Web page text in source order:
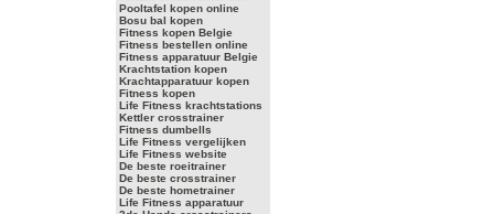
Pooltafel kopen online
Bosu bal kopen
Fitness kopen Belgie
Fitness bestellen online
Fitness apparatuur Belgie
Krachtstation kopen
Krachtapparatuur kopen
Fitness kopen
Life Fitness krachtstations
Kettler crosstrainer
Fitness dumbells
Life Fitness vergelijken
Life Fitness website
De beste roeitrainer
De beste crosstrainer
De beste hometrainer
Life Fitness apparatuur